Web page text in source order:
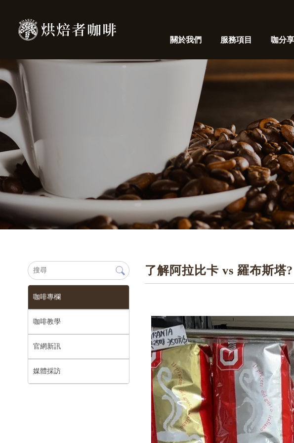
關於我們
ABOUT
服務項目
SERVICE
咖分享
BLOG
咖啡專欄
咖啡教學
官網新訊
媒體採訪
了解阿拉比卡 vs 羅布斯塔?